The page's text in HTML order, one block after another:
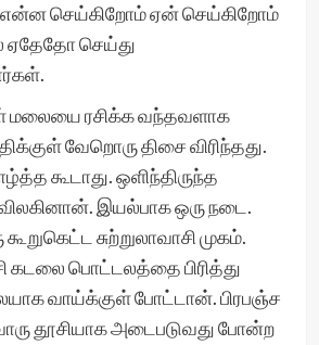
என்ன செய்கிறோம் ஏன் செய்கிறோம்
ஏதேதோ செய்து
ரசிக்க வந்தவளாக
வேறொரு திசை விரிந்தது.
கூடாது. ஒளிந்திருந்த
இயல்பாக ஒரு நடை.
சுற்றுலாவாசி முகம்.
கடலை பொட்டலத்தை பிரித்து
வாய்க்குள் போட்டான். பிரபஞ்ச
தூசியாக அடைபடுவது போன்ற